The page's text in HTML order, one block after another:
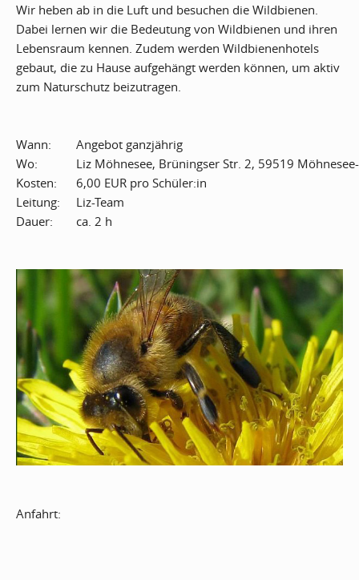
Wir heben ab in die Luft und besuchen die Wildbienen.
Dabei lernen wir die Bedeutung von Wildbienen und ihren
Lebensraum kennen. Zudem werden Wildbienenhotels
gebaut, die zu Hause aufgehängt werden können, um aktiv
zum Naturschutz beizutragen.
Wann:
Angebot ganzjährig
Wo:
Liz Möhnesee, Brüningser Str. 2, 59519
Kosten:
6,00 EUR pro Schüler:in
Leitung:
Liz-Team
Dauer:
ca. 2 h
Anfahrt: